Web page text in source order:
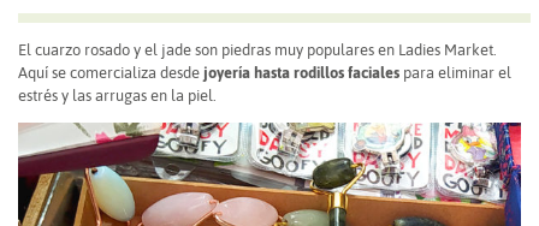
El cuarzo rosado y el jade son piedras muy populares en Ladies Market.
Aquí se comercializa desde joyería hasta rodillos faciales para eliminar el
estrés y las arrugas en la piel.